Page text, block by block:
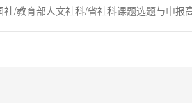
社/教育部人文社科/省社科课题选题与申报